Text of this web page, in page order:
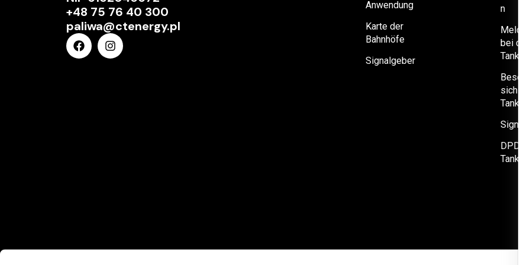
+48 75 76 40 300
paliwa@ctenergy.pl
Anwendung
Karte der
Bahnhöfe
Signalgeber
n
bei der
sich